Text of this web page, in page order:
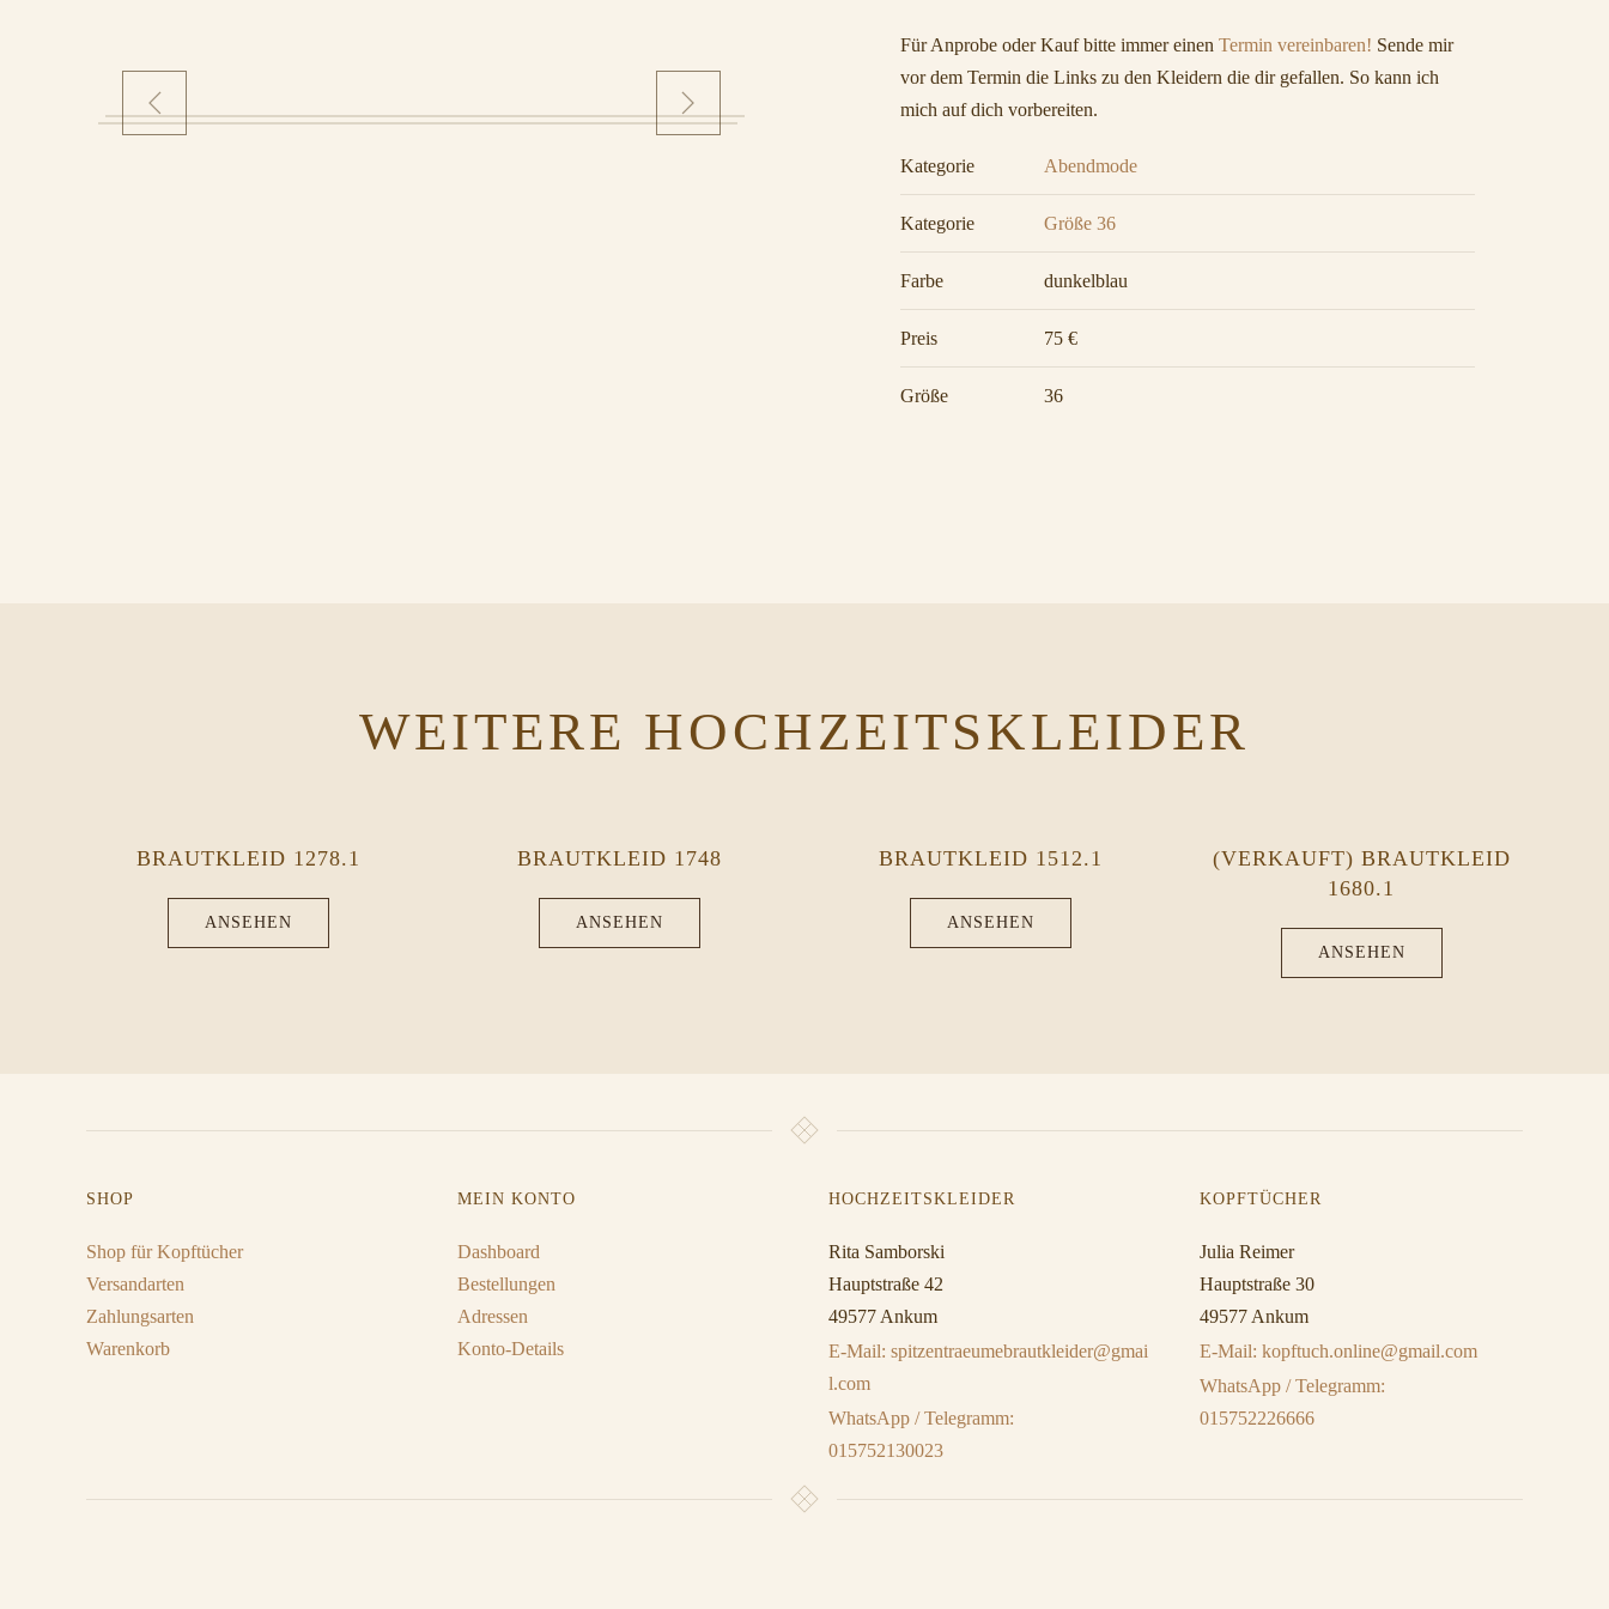
Für Anprobe oder Kauf bitte immer einen Termin vereinbaren! Sende mir
vor dem Termin die Links zu den Kleidern die dir gefallen. So kann ich
mich auf dich vorbereiten.
Kategorie Abendmode
Kategorie Größe 36
Farbe dunkelblau
Preis 75 €
Größe 36
WEITERE HOCHZEITSKLEIDER
BRAUTKLEID 1278.1
ANSEHEN
BRAUTKLEID 1748
ANSEHEN
BRAUTKLEID 1512.1
ANSEHEN
(VERKAUFT) BRAUTKLEID
1680.1
ANSEHEN
SHOP
Shop für Kopftücher
Versandarten
Zahlungsarten
Warenkorb
MEIN KONTO
Dashboard
Bestellungen
Adressen
Konto-Details
HOCHZEITSKLEIDER
Rita Samborski
Hauptstraße 42
49577 Ankum
E-Mail: spitzentraeumebrautkleider@gmai
l.com
WhatsApp / Telegramm:
015752130023
KOPFTÜCHER
Julia Reimer
Hauptstraße 30
49577 Ankum
E-Mail: kopftuch.online@gmail.com
WhatsApp / Telegramm:
015752226666